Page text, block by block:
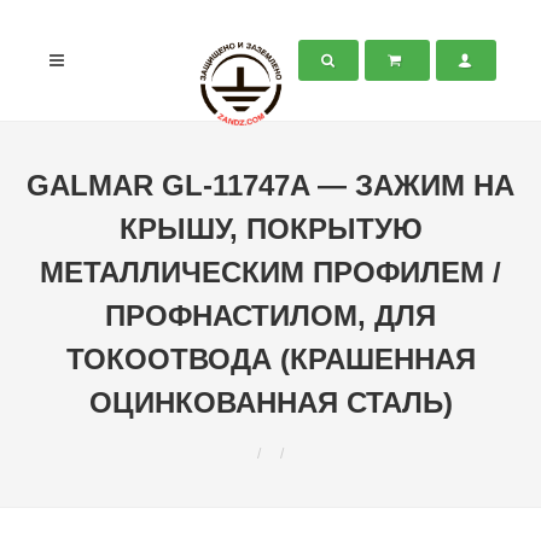
GALMAR GL-11747A — ЗАЖИМ НА
КРЫШУ, ПОКРЫТУЮ
МЕТАЛЛИЧЕСКИМ ПРОФИЛЕМ /
ПРОФНАСТИЛОМ, ДЛЯ
ТОКООТВОДА (КРАШЕННАЯ
ОЦИНКОВАННАЯ СТАЛЬ)